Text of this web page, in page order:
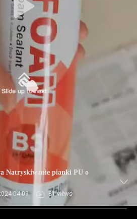
Natryskiwanie pianki PU o
04-09 81 views